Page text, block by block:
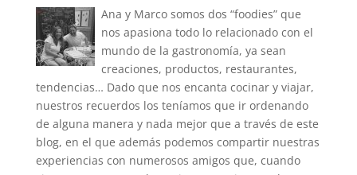
Ana y Marco somos dos “foodies” que
nos apasiona todo lo relacionado con el
mundo de la gastronomía, ya sean
creaciones, productos, restaurantes,
tendencias… Dado que nos encanta cocinar y viajar,
nuestros recuerdos los teníamos que ir ordenando
de alguna manera y nada mejor que a través de este
blog, en el que además podemos compartir nuestras
experiencias con numerosos amigos que, cuando